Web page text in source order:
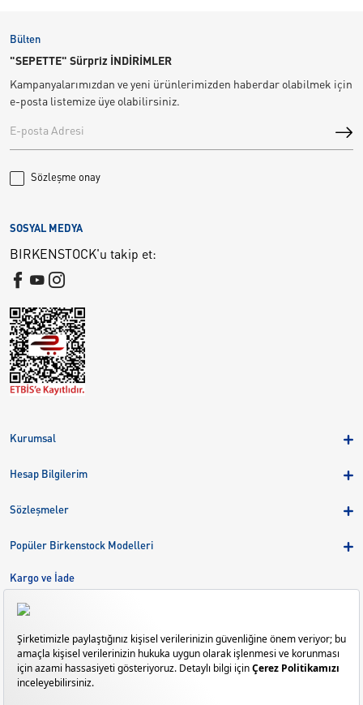
Bülten
"SEPETTE" Sürpriz İNDİRİMLER
Kampanyalarımızdan ve yeni ürünlerimizden haberdar olabilmek için
e-posta listemize üye olabilirsiniz.
Sözleşme onay
Kurumsal
Birkenstock Group
Kariyer
Hesap Bilgilerim
Sipariş Takibi
Sözleşmeler
Kargo ve İade
Çerez Tercihlerini Yönetin
Popüler Birkenstock Modelleri
Gizeh
Mayari
Madrid
Kargo ve İade
Bize Ulaşın
SOSYAL MEDYA
BIRKENSTOCK'u takip et: